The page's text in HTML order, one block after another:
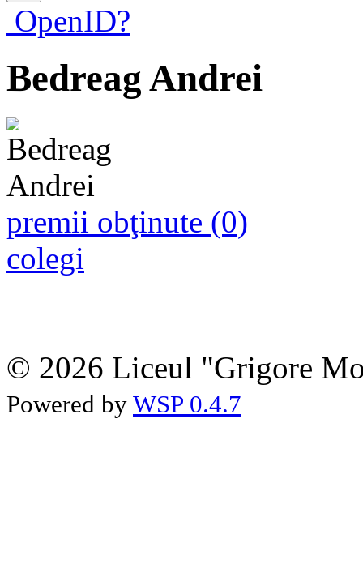
OpenID?
Bedreag Andrei
premii obţinute (0)
colegi
© 2026 Liceul "Grigore
Powered by WSP 0.4.7